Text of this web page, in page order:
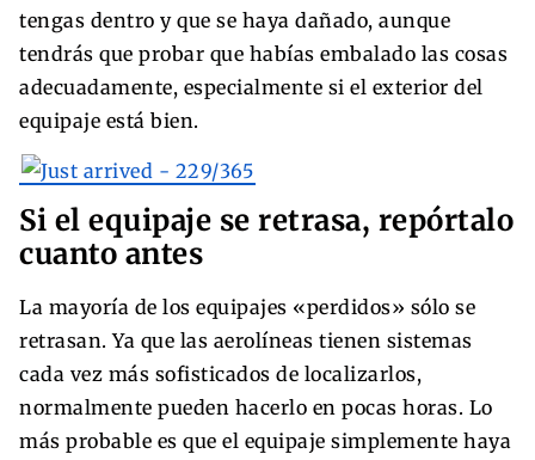
tengas dentro y que se haya dañado, aunque
tendrás que probar que habías embalado las cosas
adecuadamente, especialmente si el exterior del
equipaje está bien.
Si el equipaje se retrasa, repórtalo
cuanto antes
La mayoría de los equipajes «perdidos» sólo se
retrasan. Ya que las aerolíneas tienen sistemas
cada vez más sofisticados de localizarlos,
normalmente pueden hacerlo en pocas horas. Lo
más probable es que el equipaje simplemente haya